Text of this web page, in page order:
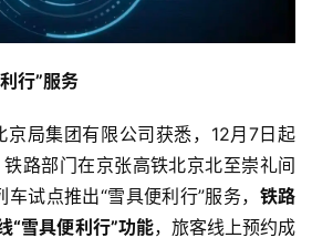
行”服务
京局集团有限公司获悉，12月7日起
路部门在京张高铁北京北至崇礼间
试点推出“雪具便利行”服务， 铁路
“雪具便利行”功能，旅客线上预约成